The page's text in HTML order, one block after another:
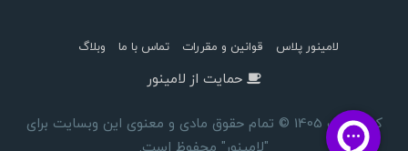
لامینور پلاس قوانین و مقررات تماس با ما وبلاگ
حمایت از لامینور
کپی رایت 1405 © تمام حقوق مادی و معنوی این وبسایت برای